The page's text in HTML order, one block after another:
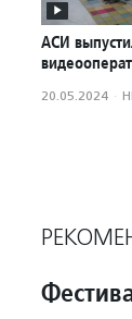
АСИ
20.05.2024 ·